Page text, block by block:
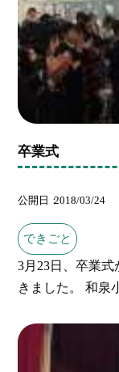
卒業式
公開日 2018/03/24
できごと
3月23日、卒業
きました。 和泉